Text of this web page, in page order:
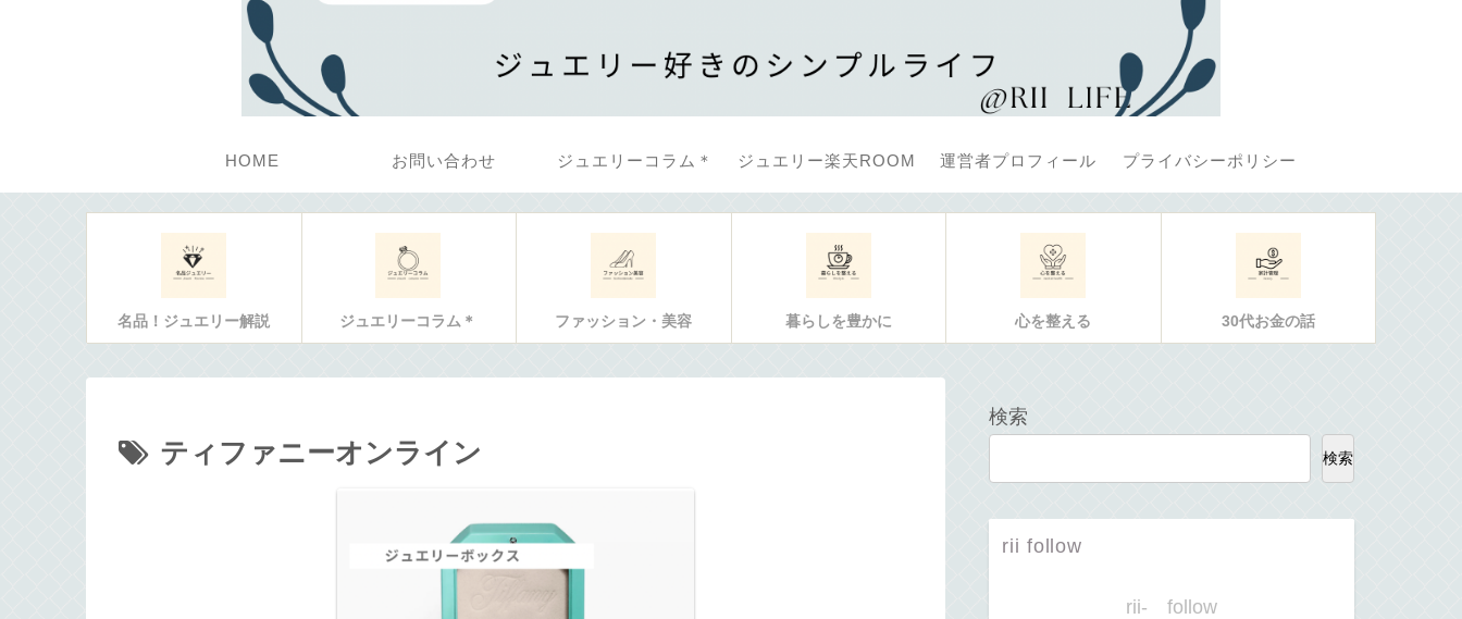
HOME お問い合わせ ジュエリーコラム＊ ジュエリー楽天ROOM 運営者プロフィール プライバシーポリシー
名品！ジュエリー解説 ジュエリーコラム＊ ファッション・美容 暮らしを豊かに 心を整える 30代お金の話
ティファニーオンライン
検索
検索
rii follow
rii- follow